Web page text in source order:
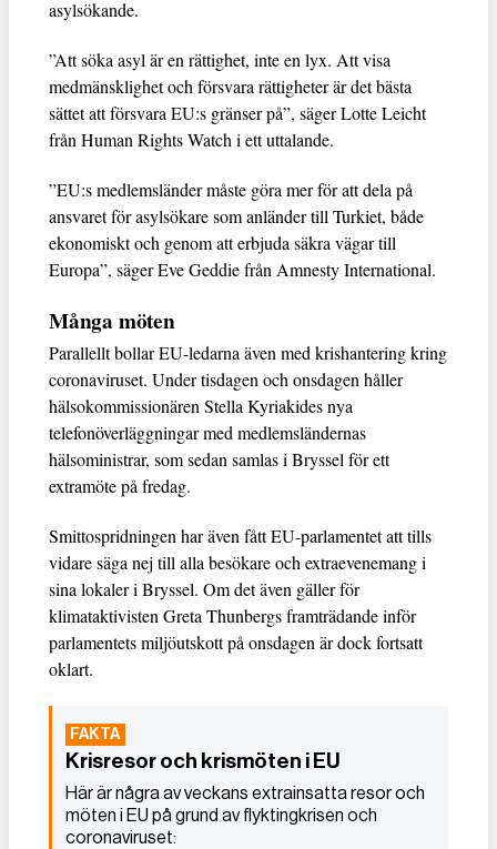
asylsökande.
”Att söka asyl är en rättighet, inte en lyx. Att visa
medmänsklighet och försvara rättigheter är det bästa
sättet att försvara EU:s gränser på”, säger Lotte Leicht
från Human Rights Watch i ett uttalande.
”EU:s medlemsländer måste göra mer för att dela på
ansvaret för asylsökare som anländer till Turkiet, både
ekonomiskt och genom att erbjuda säkra vägar till
Europa”, säger Eve Geddie från Amnesty International.
Många möten
Parallellt bollar EU-ledarna även med krishantering kring
coronaviruset. Under tisdagen och onsdagen håller
hälsokommissionären Stella Kyriakides nya
telefonöverläggningar med medlemsländernas
hälsoministrar, som sedan samlas i Bryssel för ett
extramöte på fredag.
Smittospridningen har även fått EU-parlamentet att tills
vidare säga nej till alla besökare och extraevenemang i
sina lokaler i Bryssel. Om det även gäller för
klimataktivisten Greta Thunbergs framträdande inför
parlamentets miljöutskott på onsdagen är dock fortsatt
oklart.
Krisresor och krismöten i EU
Här är några av veckans extrainsatta resor och
möten i EU på grund av flyktingkrisen och
coronaviruset: